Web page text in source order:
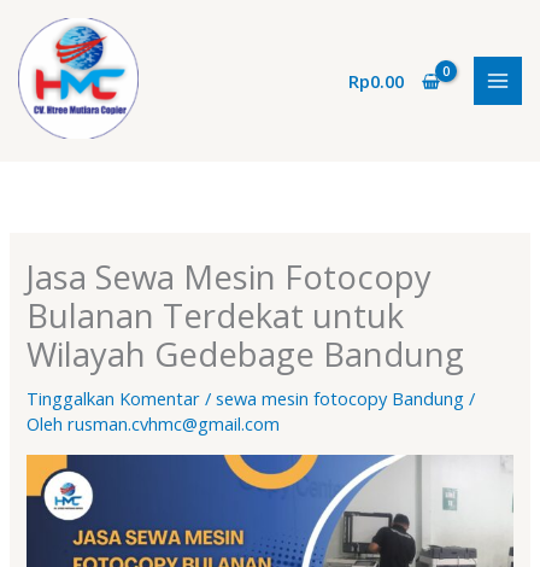
konten
Rp0.00
Jasa Sewa Mesin Fotocopy
Bulanan Terdekat untuk
Wilayah Gedebage Bandung
Tinggalkan Komentar /sewa mesin fotocopy Bandung /
Olehrusman.cvhmc@gmail.com